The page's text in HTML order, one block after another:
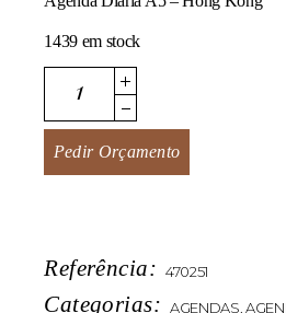
1439 em stock
Hong Kong quantity
Pedir Orçamento
Referência: 470251
Categorias: AGENDAS,